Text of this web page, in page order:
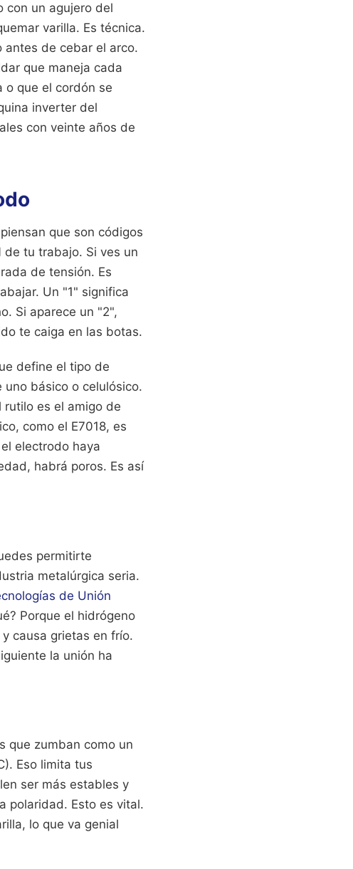
con un agujero del
varilla. Es técnica.
antes de cebar el arco.
que maneja cada
o que el cordón se
inverter del
con veinte años de
que son códigos
tu trabajo. Si ves un
de tensión. Es
Un "1" significa
Si aparece un "2",
te caiga en las botas.
define el tipo de
básico o celulósico.
es el amigo de
como el E7018, es
electrodo haya
habrá poros. Es así
permitirte
metalúrgica seria.
de Unión
Porque el hidrógeno
causa grietas en frío.
la unión ha
que zumban como un
Eso limita tus
ser más estables y
polaridad. Esto es vital.
lo que va genial